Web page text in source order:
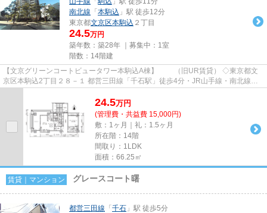
南北線 「 本駒込 」駅 徒歩12分
東京都文京区本駒込 ２丁目
24.5万円
築年数：築28年 ｜募集中： 1室
階数：14階建
【文京グリーンコートビュータワー本駒込A棟】 （旧UR賃貸） ◇東京都文
京区本駒込2丁目２８－１ 都営三田線「千石駅」徒歩4分・JR山手線・南北線
24.5万円
(管理費・共益費 15,000円)
敷：1ヶ月｜礼：1.5ヶ月
所在階：14階
間取り：1LDK
面積：66.25㎡
賃貸｜マンション グレースコート曙
都営三田線 「 千石 」駅 徒歩5分